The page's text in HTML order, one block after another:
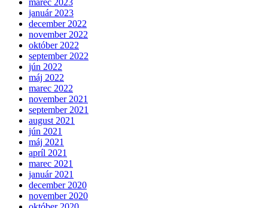
marec 2023
január 2023
december 2022
november 2022
október 2022
september 2022
jún 2022
máj 2022
marec 2022
november 2021
september 2021
august 2021
jún 2021
máj 2021
apríl 2021
marec 2021
január 2021
december 2020
november 2020